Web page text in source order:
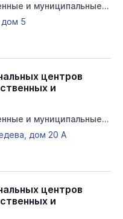
и муниципальные
дом 5
центров
и
и муниципальные
дом 20 А
центров
и